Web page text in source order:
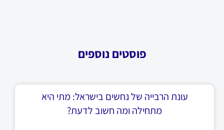
פוסטים נוספים
עונת הרבייה של נחשים בישראל: מתי היא
מתחילה ומה חשוב לדעת?